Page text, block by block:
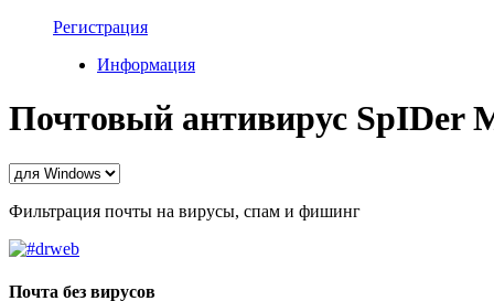
Регистрация
Информация
Почтовый антивирус SpIDеr
Фильтрация почты на вирусы, спам и фишинг
Почта без вирусов